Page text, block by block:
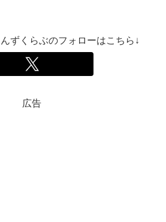
ずくらぶのフォローはこちら↓
広告